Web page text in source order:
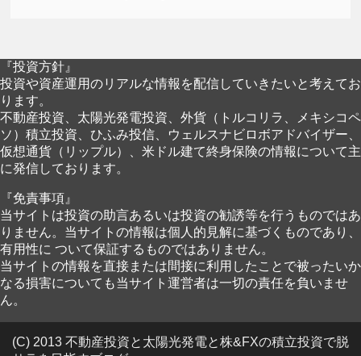
『投資方針』
投資や資産運用のリアルな情報を配信していきたいと考えてお
ります。
不動産投資、太陽光発電投資、外貨（トルコリラ、メキシコペ
ソ）積立投資、ひふみ投信、ウェルスナビロボアドバイザー、
仮想通貨（リップル）、米ドル建て終身保険の情報について主
に発信しております。
『免責事項』
当サイトは投資の助言あるいは投資の勧誘等を行うものではあ
りません。当サイトの情報は個人的見解に基づくものであり、
有用性に ついて保証するものではありません。
当サイトの情報を直接または間接に利用したことで被ったいか
なる損害についても当サイト運営者は一切の責任を負いませ
ん。
(C) 2013 不動産投資と太陽光発電と株&FXの積立投資で脱